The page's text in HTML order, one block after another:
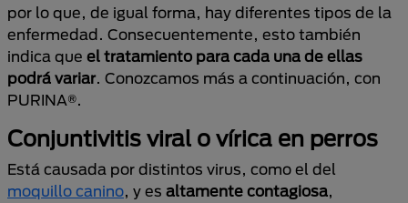
por lo que, de igual forma, hay diferentes tipos de la
enfermedad. Consecuentemente, esto también
indica que el tratamiento para cada una de ellas
podrá variar. Conozcamos más a continuación, con
PURINA®.
Conjuntivitis viral o vírica en perros
Está causada por distintos virus, como el del
moquillo canino, y es altamente contagiosa,